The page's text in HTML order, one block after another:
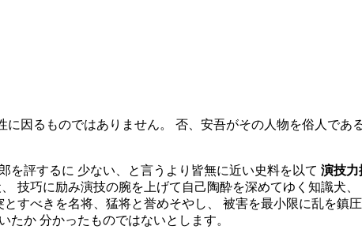
に因るものではありません。 否、安吾がその人物を俗人であ
を評するに 少ない、と言うより皆無に近い史料を以て 演技力
技巧に励み演技の腕を上げて自己陶酔を深めてゆく知識犬
とすべきを名将、猛将と誉めそやし、 被害を最小限に乱を鎮
か 分かったものではないとします。